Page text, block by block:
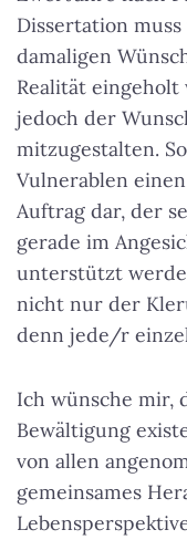
Dissertation
damaligen
Realität
jedoch der
mitzugestalten.
Vulnerablen
Auftrag dar, der
gerade im
unterstützt
nicht nur der
denn jede/r
Ich wünsche mir,
Bewältigung
von allen
gemeinsames